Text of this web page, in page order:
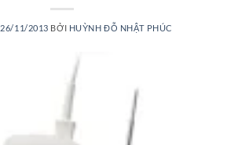
26/11/2013 BỞI HUỲNH ĐỖ NHẬT PHÚC